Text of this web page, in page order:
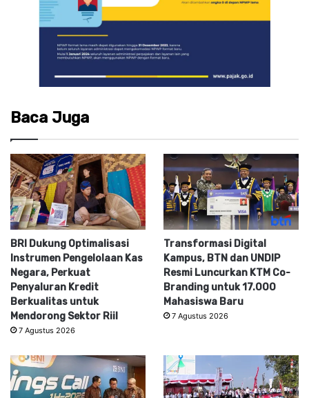
Baca Juga
BRI Dukung Optimalisasi
Instrumen Pengelolaan Kas
Negara, Perkuat
Penyaluran Kredit
Berkualitas untuk
Mendorong Sektor Riil
7 Agustus 2026
Transformasi Digital
Kampus, BTN dan UNDIP
Resmi Luncurkan KTM Co-
Branding untuk 17.000
Mahasiswa Baru
7 Agustus 2026